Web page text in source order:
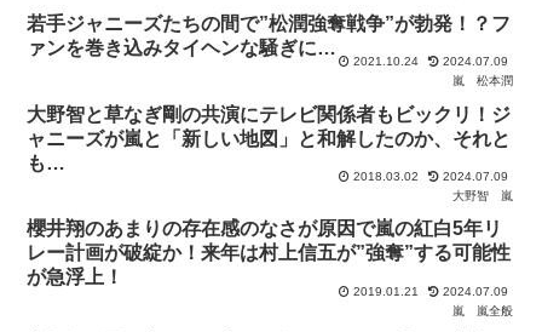
若手ジャニーズたちの間で”松潤強奪戦争”が勃発！？フ
ァンを巻き込みタイヘンな騒ぎに…
2021.10.24
2024.07.09
嵐
松本潤
大野智と草なぎ剛の共演にテレビ関係者もビックリ！ジ
ャニーズが嵐と「新しい地図」と和解したのか、それと
も…
2018.03.02
2024.07.09
大野智
嵐
櫻井翔のあまりの存在感のなさが原因で嵐の紅白5年リ
レー計画が破綻か！来年は村上信五が”強奪”する可能性
が急浮上！
2019.01.21
2024.07.09
嵐
嵐全般